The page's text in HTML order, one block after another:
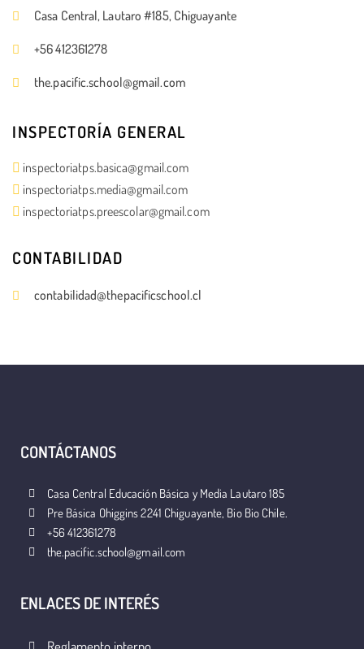
Casa Central, Lautaro #185, Chiguayante
+56 412361278
the.pacific.school@gmail.com
INSPECTORÍA GENERAL
inspectoriatps.basica@gmail.com
inspectoriatps.media@gmail.com
inspectoriatps.preescolar@gmail.com
CONTABILIDAD
contabilidad@thepacificschool.cl
CONTÁCTANOS
Casa Central Educación Básica y Media Lautaro 185
Pre Básica Ohiggins 2241 Chiguayante, Bio Bio Chile.
+56 412361278
the.pacific.school@gmail.com
ENLACES DE INTERÉS